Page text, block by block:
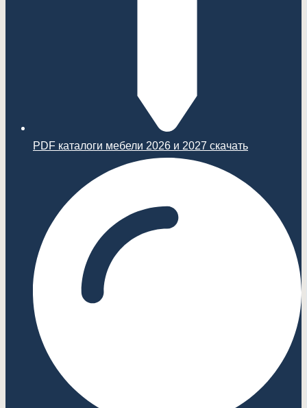
PDF каталоги мебели 2026 и 2027 скачать